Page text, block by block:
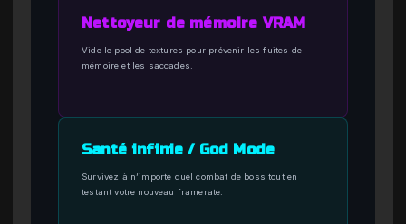
Nettoyeur de mémoire VRAM
Vide le pool de textures pour prévenir les fuites de
mémoire et les saccades.
Santé infinie / God Mode
Survivez à n’importe quel combat de boss tout en
testant votre nouveau framerate.